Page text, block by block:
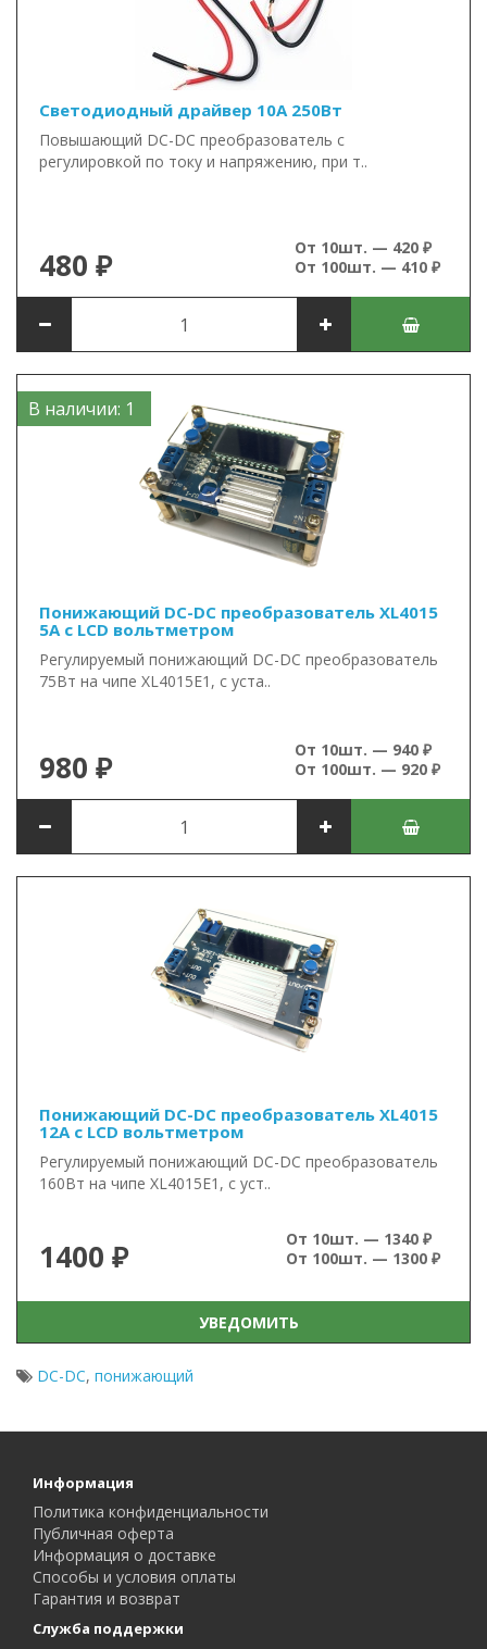
Светодиодный драйвер 10А 250Вт
Повышающий DC-DC преобразователь с
регулировкой по току и напряжению, при т..
480 ₽
От 10шт. — 420 ₽
От 100шт. — 410 ₽
В наличии: 1
Понижающий DC-DC преобразователь XL4015
5А с LCD вольтметром
Регулируемый понижающий DC-DC преобразователь
75Вт на чипе XL4015E1, с уста..
980 ₽
От 10шт. — 940 ₽
От 100шт. — 920 ₽
Понижающий DC-DC преобразователь XL4015
12А с LCD вольтметром
Регулируемый понижающий DC-DC преобразователь
160Вт на чипе XL4015E1, с уст..
1400 ₽
От 10шт. — 1340 ₽
От 100шт. — 1300 ₽
УВЕДОМИТЬ
DC-DC, понижающий
Информация
Политика конфиденциальности
Публичная оферта
Информация о доставке
Способы и условия оплаты
Гарантия и возврат
Служба поддержки